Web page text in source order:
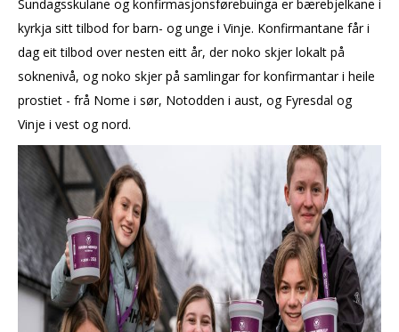
OM OSS
KALENDER
KYRKJEVAL 2023
Sundagsskulane og konfirmasjonsførebuinga er bærebjelkane i
kyrkja sitt tilbod for barn- og unge i Vinje. Konfirmantane får i
dag eit tilbod over nesten eitt år, der noko skjer lokalt på
soknenivå, og noko skjer på samlingar for konfirmantar i heile
prostiet - frå Nome i sør, Notodden i aust, og Fyresdal og
Vinje i vest og nord.